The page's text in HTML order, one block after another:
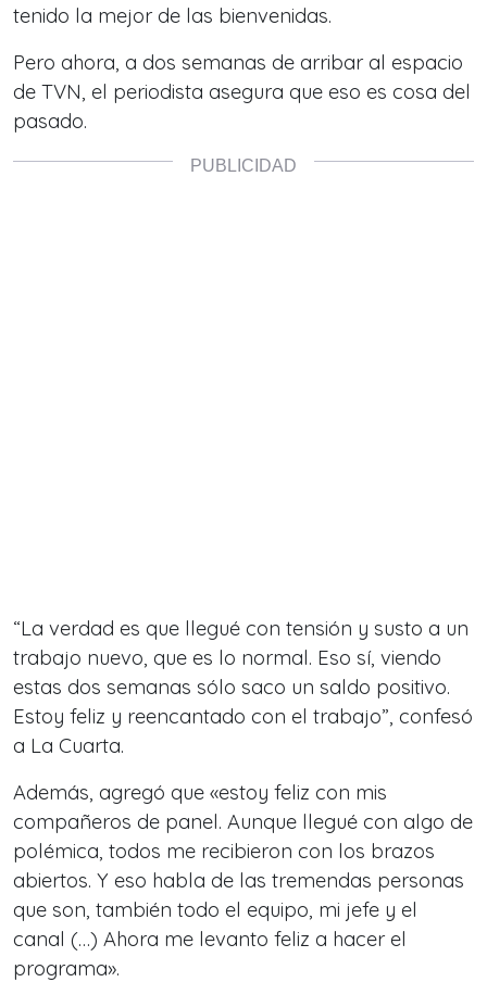
tenido la mejor de las bienvenidas.
Pero ahora, a dos semanas de arribar al espacio
de TVN, el periodista asegura que eso es cosa del
pasado.
“La verdad es que llegué con tensión y susto a un
trabajo nuevo, que es lo normal. Eso sí, viendo
estas dos semanas sólo saco un saldo positivo.
Estoy feliz y reencantado con el trabajo”, confesó
a La Cuarta.
Además, agregó que «estoy feliz con mis
compañeros de panel. Aunque llegué con algo de
polémica, todos me recibieron con los brazos
abiertos. Y eso habla de las tremendas personas
que son, también todo el equipo, mi jefe y el
canal (…) Ahora me levanto feliz a hacer el
programa».